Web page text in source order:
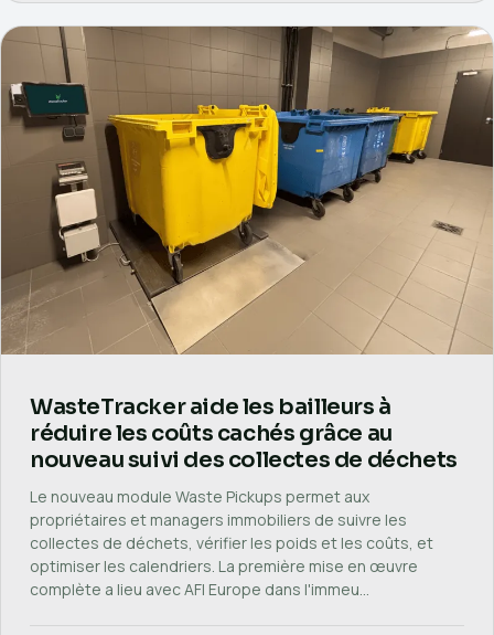
WasteTracker aide les bailleurs à
réduire les coûts cachés grâce au
nouveau suivi des collectes de déchets
Le nouveau module Waste Pickups permet aux
propriétaires et managers immobiliers de suivre les
collectes de déchets, vérifier les poids et les coûts, et
optimiser les calendriers. La première mise en œuvre
complète a lieu avec AFI Europe dans l'immeu…